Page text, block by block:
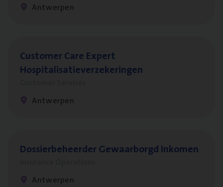
Antwerpen
Cus­to­mer Care Expert
Hospitalisatieverzekeringen
Antwerpen
Dos­sier­be­heer­der Gewaar­borgd Inkomen
Antwerpen